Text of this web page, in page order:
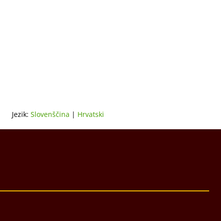
Jezik: Slovenščina | Hrvatski